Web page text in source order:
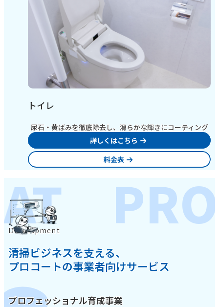
トイレ
尿石・黄ばみを徹底除去し、滑らかな輝きにコーティング
詳しくはこちら
料金表
Development
清掃ビジネスを支える、
プロコートの事業者向けサービス
プロフェッショナル育成事業